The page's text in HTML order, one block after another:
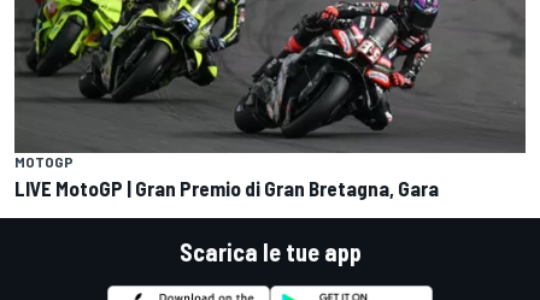
MOTOGP
LIVE MotoGP | Gran Premio di Gran Bretagna, Gara
Scarica le tue app